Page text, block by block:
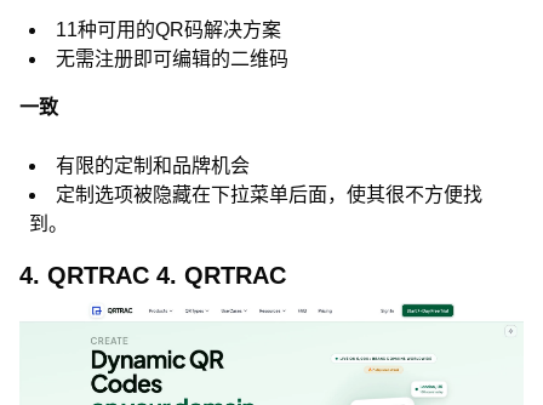
11种可用的QR码解决方案
无需注册即可编辑的二维码
一致
有限的定制和品牌机会
定制选项被隐藏在下拉菜单后面，使其很不方便找
到。
4. QRTRAC 4. QRTRAC